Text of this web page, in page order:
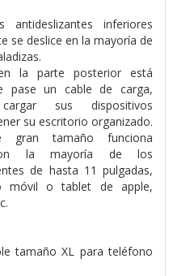
antideslizantes inferiores
se deslice en la mayoría de
la parte posterior está
pase un cable de carga,
sus dispositivos
su escritorio organizado.
gran tamaño funciona
la mayoría de los
de hasta 11 pulgadas,
móvil o tablet de apple,
tamaño XL para teléfono